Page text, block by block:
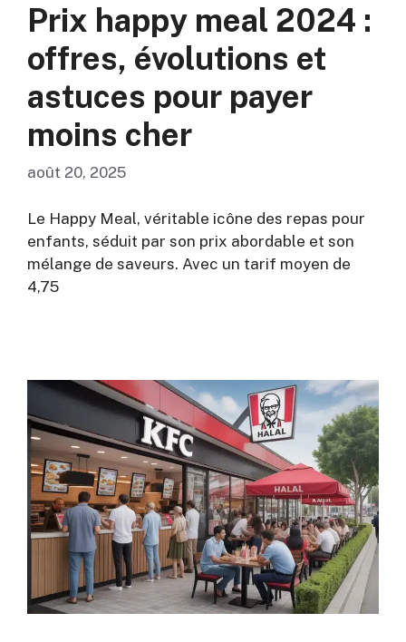
Prix happy meal 2024 :
offres, évolutions et
astuces pour payer
moins cher
août 20, 2025
Le Happy Meal, véritable icône des repas pour
enfants, séduit par son prix abordable et son
mélange de saveurs. Avec un tarif moyen de
4,75